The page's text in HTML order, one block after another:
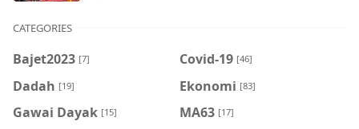
CATEGORIES
Bajet2023 [7] Covid-19 [46]
Dadah [19] Ekonomi [83]
Gawai Dayak [15] MA63 [17]